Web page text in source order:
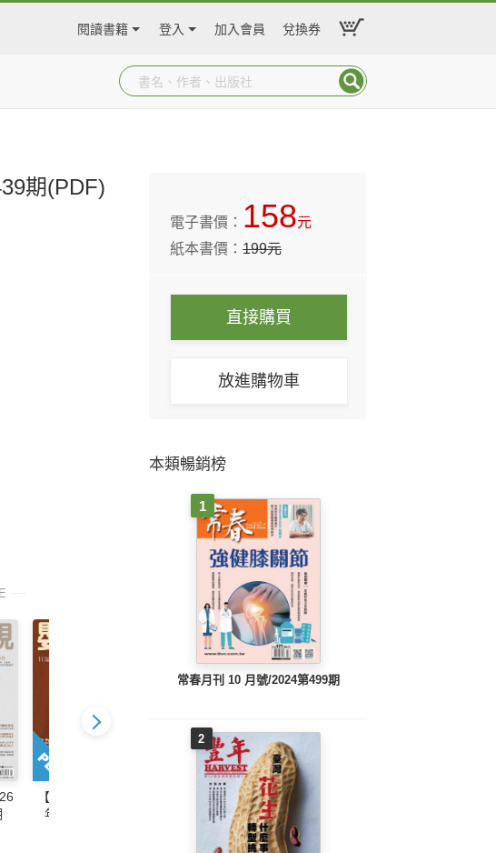
閱讀書籍 登入 加入會員 兌換券
期(PDF)
【嬰兒與母親】2025
年11月號/第584期
【嬰兒與母親】2025
年9月號/第583期
電子書價： 158元
紙本書價：199元
直接購買
放進購物車
本類暢銷榜
1
常春月刊 10 月號/2024第499期
2